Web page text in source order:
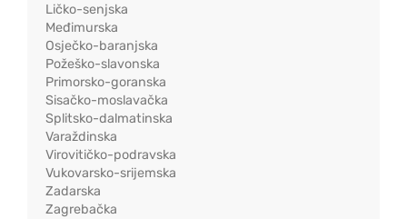
Ličko-senjska
Međimurska
Osječko-baranjska
Požeško-slavonska
Primorsko-goranska
Sisačko-moslavačka
Splitsko-dalmatinska
Varaždinska
Virovitičko-podravska
Vukovarsko-srijemska
Zadarska
Zagrebačka